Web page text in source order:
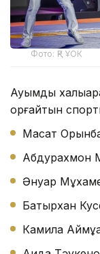
Фото: ҚР ҰОК
Ауқымды
қорғайтын
Мақсат
Абдурахмон
Әнуар
Батырхан
Камила